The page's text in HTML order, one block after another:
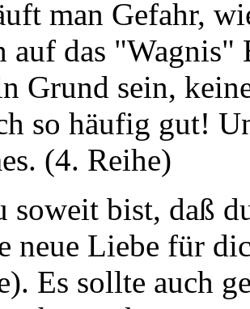
man Gefahr,
auf das
Grund sein,
so häufig gut!
(4. Reihe)
soweit bist, daß
neue Liebe für
Es sollte auch